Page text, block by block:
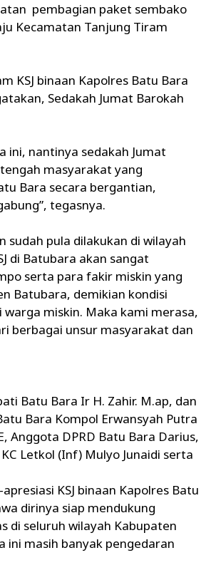
pembagian paket sembako
Kecamatan Tanjung Tiram
KSJ binaan Kapolres Batu Bara
Sedakah Jumat Barokah
ini, nantinya sedakah Jumat
masyarakat yang
Bara secara bergantian,
tegasnya.
sudah pula dilakukan di wilayah
di Batubara akan sangat
serta para fakir miskin yang
Batubara, demikian kondisi
miskin. Maka kami merasa,
berbagai unsur masyarakat dan
Batu Bara Ir H. Zahir. M.ap, dan
Bara Kompol Erwansyah Putra
Anggota DPRD Batu Bara Darius,
Letkol (Inf) Mulyo Junaidi serta
KSJ binaan Kapolres Batu
dirinya siap mendukung
di seluruh wilayah Kabupaten
ini masih banyak pengedaran